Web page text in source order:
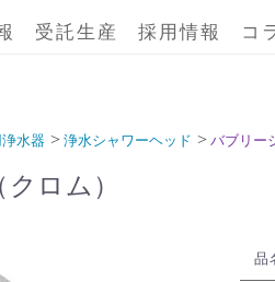
受託生産 採用情報 コ
水器 浄水シャワーヘッド バブリー
ロム）
品